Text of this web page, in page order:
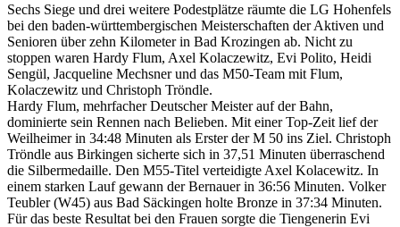
Sechs Siege und drei weitere Podestplätze räumte die LG Hohenfels
bei den baden-württembergischen Meisterschaften der Aktiven und
Senioren über zehn Kilometer in Bad Krozingen ab. Nicht zu
stoppen waren Hardy Flum, Axel Kolaczewitz, Evi Polito, Heidi
Sengül, Jacqueline Mechsner und das M50-Team mit Flum,
Kolaczewitz und Christoph Tröndle.
Hardy Flum, mehrfacher Deutscher Meister auf der Bahn,
dominierte sein Rennen nach Belieben. Mit einer Top-Zeit lief der
Weilheimer in 34:48 Minuten als Erster der M 50 ins Ziel. Christoph
Tröndle aus Birkingen sicherte sich in 37,51 Minuten überraschend
die Silbermedaille. Den M55-Titel verteidigte Axel Kolacewitz. In
einem starken Lauf gewann der Bernauer in 36:56 Minuten. Volker
Teubler (W45) aus Bad Säckingen holte Bronze in 37:34 Minuten.
Für das beste Resultat bei den Frauen sorgte die Tiengenerin Evi